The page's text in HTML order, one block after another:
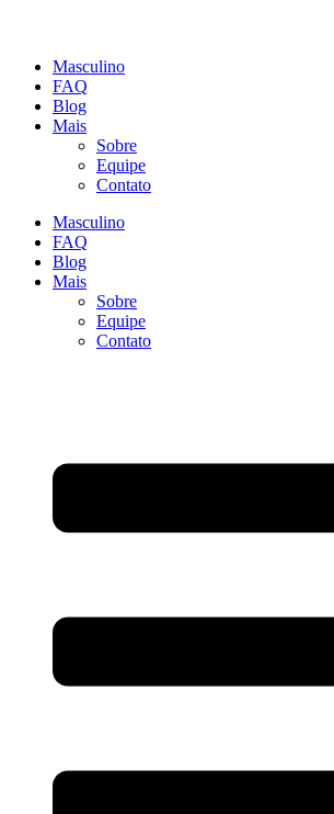
Masculino
FAQ
Blog
Mais
Sobre
Equipe
Contato
Masculino
FAQ
Blog
Mais
Sobre
Equipe
Contato